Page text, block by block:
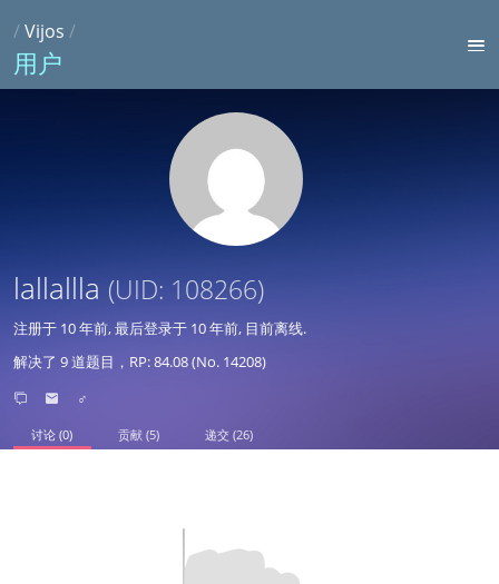
/Vijos /
用户
lallallla (UID: 108266)
注册于 10 年前, 最后登录于 10 年前, 目前离线.
解决了 9 道题目，RP: 84.08 (No. 14208)
♂
讨论 (0) 贡献 (5) 递交 (26)